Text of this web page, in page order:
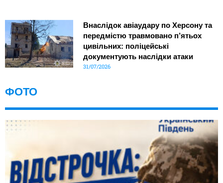
Внаслідок авіаудару по Херсону та
передмістю травмовано п’ятьох
цивільних: поліцейські
документують наслідки атаки
31/07/2026
ФОТО